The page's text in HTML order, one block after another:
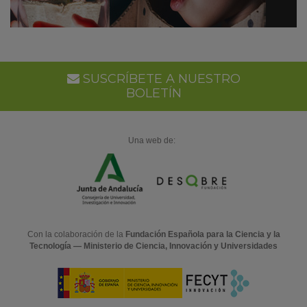
SUSCRÍBETE A NUESTRO
BOLETÍN
Una web de:
Con la colaboración de la Fundación Española para la Ciencia y la
Tecnología — Ministerio de Ciencia, Innovación y Universidades